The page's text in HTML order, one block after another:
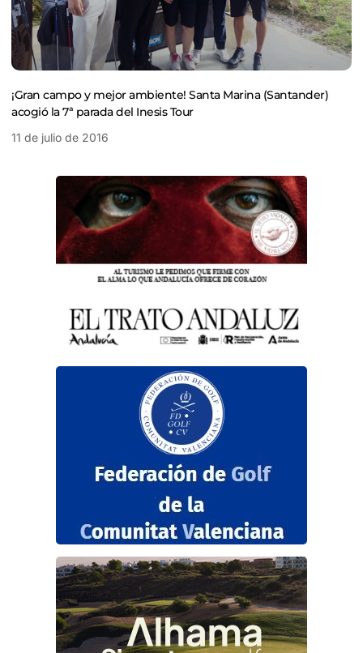
¡Gran campo y mejor ambiente! Santa Marina (Santander)
acogió la 7ª parada del Inesis Tour
11 de julio de 2016